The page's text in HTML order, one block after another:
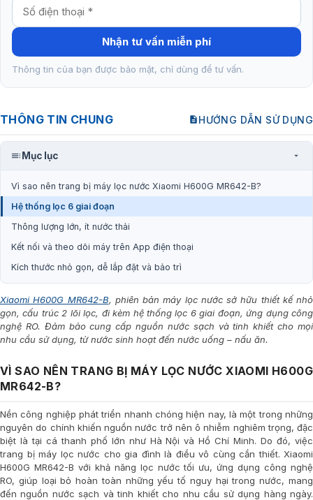
Nhận tư vấn miễn phí
Thông tin của bạn được bảo mật, chỉ dùng để tư vấn.
THÔNG TIN CHUNG HƯỚNG DẪN SỬ DỤNG
Mục lục
Vì sao nên trang bị máy lọc nước Xiaomi H600G MR642-B?
Hệ thống lọc 6 giai đoạn
Thông lượng lớn, ít nước thải
Kết nối và theo dõi máy trên App điện thoại
Kích thước nhỏ gọn, dễ lắp đặt và bảo trì
Xiaomi H600G MR642-B, phiên bản máy lọc nước sở hữu thiết kế nhỏ
gọn, cấu trúc 2 lõi lọc, đi kèm hệ thống lọc 6 giai đoạn, ứng dụng công
nghệ RO. Đảm bảo cung cấp nguồn nước sạch và tinh khiết cho mọi
nhu cầu sử dụng, từ nước sinh hoạt đến nước uống – nấu ăn.
VÌ SAO NÊN TRANG BỊ MÁY LỌC NƯỚC XIAOMI H600G
MR642-B?
Nền công nghiệp phát triển nhanh chóng hiện nay, là một trong những
nguyên do chính khiến nguồn nước trở nên ô nhiễm nghiêm trọng, đặc
biệt là tại cá thanh phố lớn như Hà Nội và Hồ Chí Minh. Do đó, việc
trang bị máy lọc nước cho gia đình là điều vô cùng cần thiết. Xiaomi
H600G MR642-B với khả năng lọc nước tối ưu, ứng dụng công nghệ
RO, giúp loại bỏ hoàn toàn những yếu tố nguy hại trong nước, mang
đến nguồn nước sạch và tinh khiết cho nhu cầu sử dụng hàng ngày.